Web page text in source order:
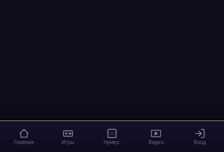
Главная Игры Нумер. Видео Вход